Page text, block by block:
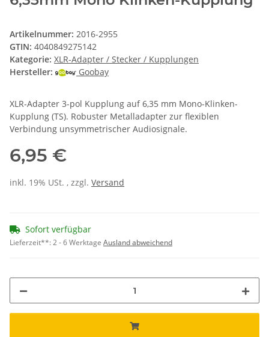
Artikelnummer: 2016-2955
GTIN: 4040849275142
Kategorie: XLR-Adapter / Stecker / Kupplungen
Hersteller:
Goobay
XLR-Adapter 3-pol Kupplung auf 6,35 mm Mono-Klinken-
Kupplung (TS). Robuster Metalladapter zur flexiblen
Verbindung unsymmetrischer Audiosignale.
6,95 €
inkl. 19% USt. , zzgl. Versand
Sofort verfügbar
Lieferzeit**:2 - 6 Werktage Ausland abweichend